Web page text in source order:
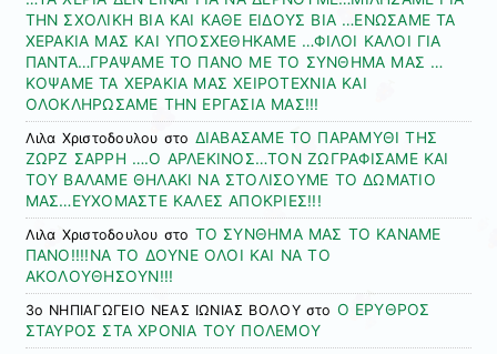
ΤΗΝ ΣΧΟΛΙΚΗ ΒΙΑ ΚΑΙ ΚΑΘΕ ΕΙΔΟΥΣ ΒΙΑ …ΕΝΩΣΑΜΕ ΤΑ
ΧΕΡΑΚΙΑ ΜΑΣ ΚΑΙ ΥΠΟΣΧΕΘΗΚΑΜΕ …ΦΙΛΟΙ ΚΑΛΟΙ ΓΙΑ
ΠΑΝΤΑ…ΓΡΑΨΑΜΕ ΤΟ ΠΑΝΟ ΜΕ ΤΟ ΣΥΝΘΗΜΑ ΜΑΣ …
ΚΟΨΑΜΕ ΤΑ ΧΕΡΑΚΙΑ ΜΑΣ ΧΕΙΡΟΤΕΧΝΙΑ ΚΑΙ
ΟΛΟΚΛΗΡΩΣΑΜΕ ΤΗΝ ΕΡΓΑΣΙΑ ΜΑΣ!!!
Λιλα Χριστοδουλου στο ΔΙΑΒΑΣΑΜΕ ΤΟ ΠΑΡΑΜΥΘΙ ΤΗΣ
ΖΩΡΖ ΣΑΡΡΗ ….Ο ΑΡΛΕΚΙΝΟΣ…ΤΟΝ ΖΩΓΡΑΦΙΣΑΜΕ ΚΑΙ
ΤΟΥ ΒΑΛΑΜΕ ΘΗΛΑΚΙ ΝΑ ΣΤΟΛΙΣΟΥΜΕ ΤΟ ΔΩΜΑΤΙΟ
ΜΑΣ…ΕΥΧΟΜΑΣΤΕ ΚΑΛΕΣ ΑΠΟΚΡΙΕΣ!!!
Λιλα Χριστοδουλου στο ΤΟ ΣΥΝΘΗΜΑ ΜΑΣ ΤΟ ΚΑΝΑΜΕ
ΠΑΝΟ!!!!ΝΑ ΤΟ ΔΟΥΝΕ ΟΛΟΙ ΚΑΙ ΝΑ ΤΟ
ΑΚΟΛΟΥΘΗΣΟΥΝ!!!
3ο ΝΗΠΙΑΓΩΓΕΙΟ ΝΕΑΣ ΙΩΝΙΑΣ ΒΟΛΟΥστο Ο ΕΡΥΘΡΟΣ
ΣΤΑΥΡΟΣ ΣΤΑ ΧΡΟΝΙΑ ΤΟΥ ΠΟΛΕΜΟΥ